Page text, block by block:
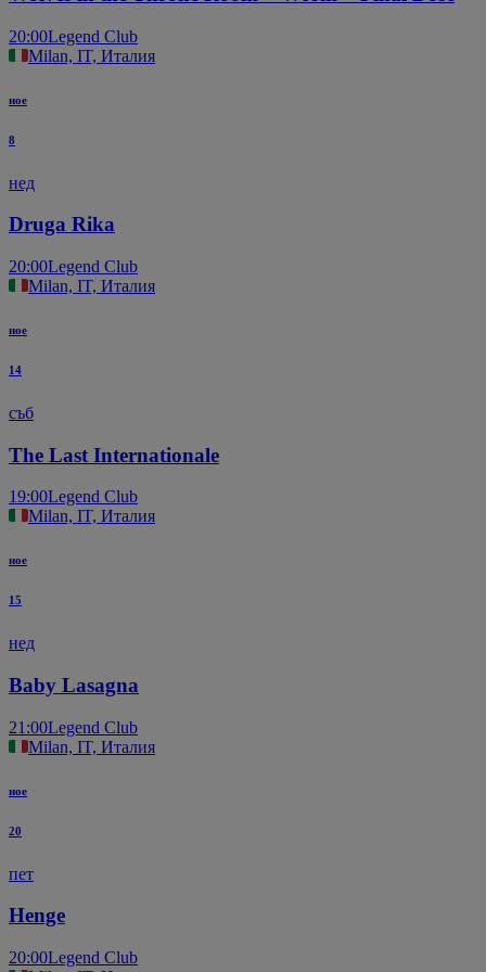
20:00Legend Club
Milan, IT, Италия
ное
8
нед
Druga Rika
20:00Legend Club
Milan, IT, Италия
ное
14
съб
The Last Internationale
19:00Legend Club
Milan, IT, Италия
ное
15
нед
Baby Lasagna
21:00Legend Club
Milan, IT, Италия
ное
20
пет
Henge
20:00Legend Club